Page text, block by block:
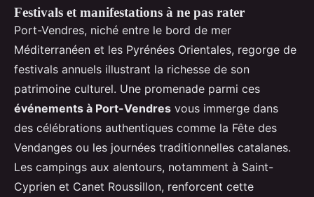
Festivals et manifestations à ne pas rater
Port-Vendres, niché entre le bord de mer
Méditerranéen et les Pyrénées Orientales, regorge de
festivals annuels illustrant la richesse de son
patrimoine culturel. Une promenade parmi ces
événements à Port-Vendres vous immerge dans
des célébrations authentiques comme la Fête des
Vendanges ou les journées traditionnelles catalanes.
Les campings aux alentours, notamment à Saint-
Cyprien et Canet Roussillon, renforcent cette